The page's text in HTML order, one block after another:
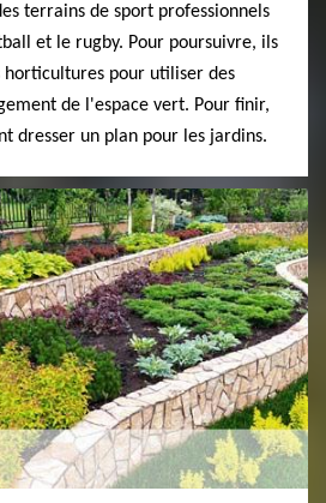
terrains de sport professionnels
et le rugby. Pour poursuivre, ils
horticultures pour utiliser des
de l'espace vert. Pour finir,
dresser un plan pour les jardins.